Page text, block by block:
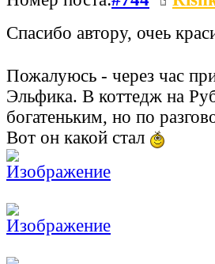
Спасибо автору, очеь
Пожалуюсь - через час
Эльфика. В коттедж на
богатеньким, но по
Вот он какой стал